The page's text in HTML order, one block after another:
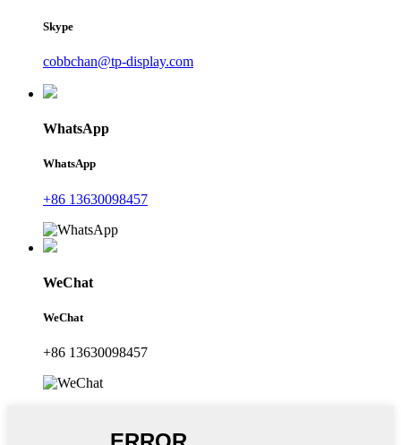
Skype
cobbchan@tp-display.com
WhatsApp
WhatsApp
+86 13630098457
WeChat
WeChat
+86 13630098457